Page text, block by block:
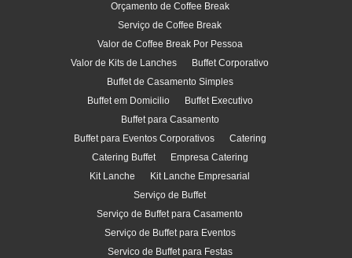
Orçamento de Coffee Break
Serviço de Coffee Break
Valor de Coffee Break Por Pessoa
Valor de Kits de Lanches
Buffet Corporativo
Buffet de Casamento Simples
Buffet em Domicilio
Buffet Executivo
Buffet para Casamento
Buffet para Eventos Corporativos
Catering
Catering Buffet
Empresa Catering
Kit Lanche
Kit Lanche Empresarial
Serviço de Buffet
Serviço de Buffet para Casamento
Serviço de Buffet para Eventos
Servico de Buffet para Festas